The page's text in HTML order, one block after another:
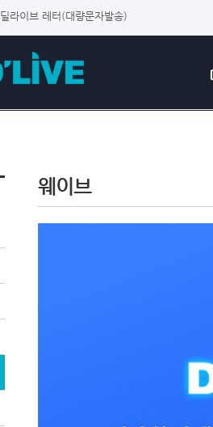
딜라이브 레터(대량문자발송)
웨이브